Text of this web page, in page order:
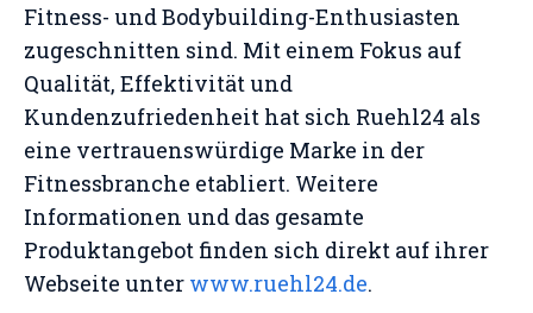
Fitness- und Bodybuilding-Enthusiasten
zugeschnitten sind. Mit einem Fokus auf
Qualität, Effektivität und
Kundenzufriedenheit hat sich Ruehl24 als
eine vertrauenswürdige Marke in der
Fitnessbranche etabliert. Weitere
Informationen und das gesamte
Produktangebot finden sich direkt auf ihrer
Webseite unter www.ruehl24.de.